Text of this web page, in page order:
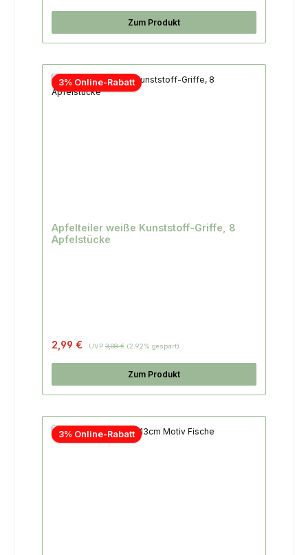
Zum Produkt
3% Online-Rabatt
Apfelteiler weiße Kunststoff-Griffe, 8
Apfelstücke
2,99 € UVP 3,08 € (2.92% gespart)
Zum Produkt
3% Online-Rabatt